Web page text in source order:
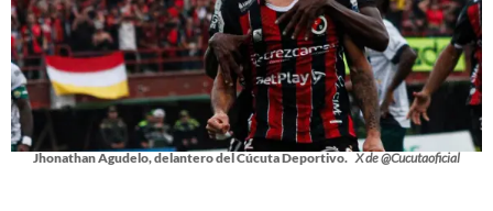
Jhonathan Agudelo, delantero del Cúcuta Deportivo. X de @Cucutaoficial